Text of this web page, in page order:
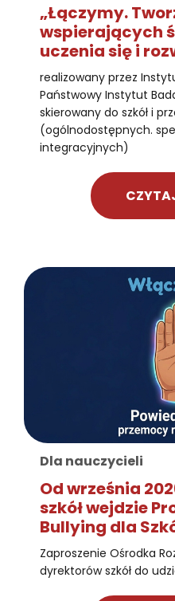
„Łączymy.
wspierających
uczenia się i
realizowany przez
Państwowy Instytut
skierowany do szkół i
(ogólnodostępnych.
integracyjnych)
Dla nauczycieli
Od września
szkół wejdzie
Bullying dla
Zaproszenie Ośrodka
dyrektorów szkół do